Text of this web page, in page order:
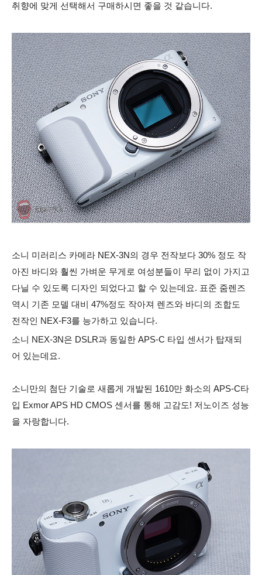
취향에 맞게 선택해서 구매하시면 좋을 것 같습니다.
소니 미러리스 카메라 NEX-3N의 경우 전작보다 30% 정도 작
아진 바디와 훨씬 가벼운 무게로 여성분들이 무리 없이 가지고
다닐 수 있도록 디자인 되었다고 할 수 있는데요. 표준 줌렌즈
역시 기존 모델 대비 47%정도 작아져 렌즈와 바디의 조합도
전작인 NEX-F3를 능가하고 있습니다.
소니 NEX-3N은 DSLR과 동일한 APS-C 타입 센서가 탑재되
어 있는데요.
소니만의 첨단 기술로 새롭게 개발된 1610만 화소의 APS-C타
입 Exmor APS HD CMOS 센서를 통해 고감도! 저노이즈 성능
을 자랑합니다.